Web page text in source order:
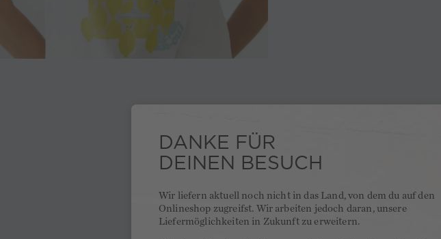
DANKE FÜR
DEINEN BESUCH
Wir liefern aktuell noch nicht in das Land, von dem du auf den
Onlineshop zugreifst. Wir arbeiten jedoch daran, unsere
Liefermöglichkeiten in Zukunft zu erweitern.